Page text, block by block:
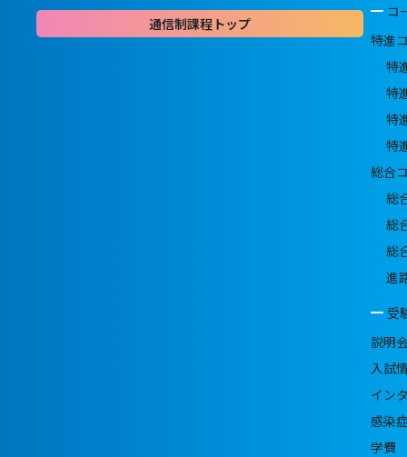
通信制課程トップ
コ
特進
特
特
特
特
総合
総
総
総
進
受
説明
入試
イン
感染
学費